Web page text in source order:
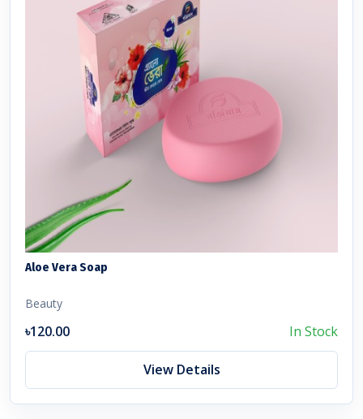
Aloe Vera Soap
Beauty
৳120.00 In Stock
View Details